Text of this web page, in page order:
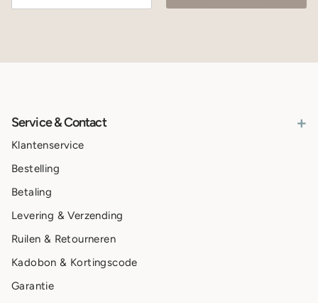
Service & Contact +
Klantenservice
Bestelling
Betaling
Levering & Verzending
Ruilen & Retourneren
Kadobon & Kortingscode
Garantie